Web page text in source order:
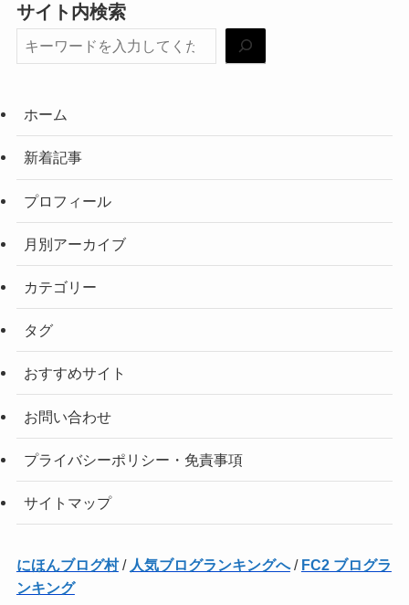
サイト内検索
ホーム
新着記事
プロフィール
月別アーカイブ
カテゴリー
タグ
おすすめサイト
お問い合わせ
プライバシーポリシー・免責事項
サイトマップ
にほんブログ村/ 人気ブログランキングへ/ FC2 ブログラ
ンキング